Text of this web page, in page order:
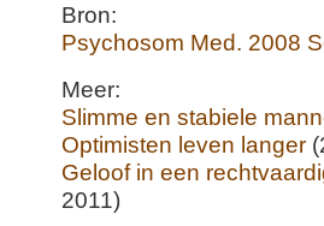
Bron:
Psychosom Med. 2008
Meer:
Slimme en stabiele
Optimisten leven langer
Geloof in een
2011)